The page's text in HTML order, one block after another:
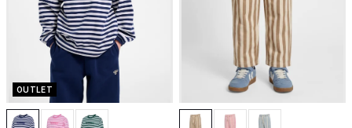
OUTLET